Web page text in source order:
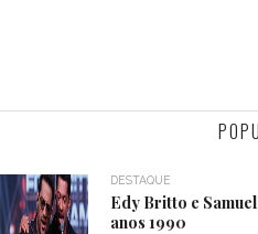
DESTAQUE
Edy Britto e
anos 1990